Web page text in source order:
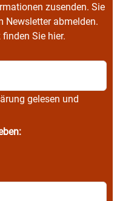
zusenden. Sie
Newsletter abmelden.
Sie hier.
gelesen und